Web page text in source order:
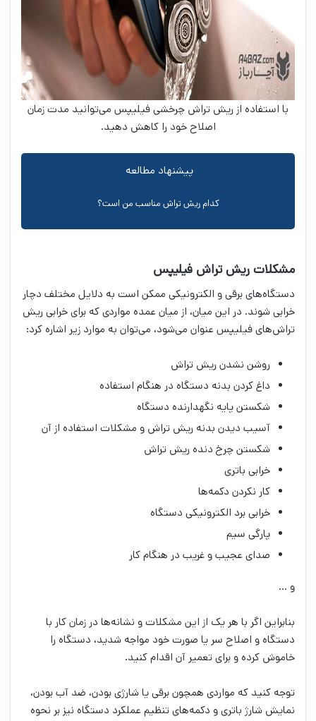
با استفاده از ریش تراش چرخشی فیلیپس ‌می‌توانید مدت زمان
اصلاح خود را کاهش دهید.
پیشنهاد مطالعه
کدام ریش تراش مناسب من است؟
مشکلات ریش تراش فیلیپس
دستگاه‌های برقی و الکترونیکی ممکن است به دلایل مختلف دچار
خرابی شوند. در این میان، از میان عمده مواردی که برای خرابی ریش
تراش‌های فیلیپس عنوان می‌شود، می‌توان به موارد زیر اشاره کرد:
روشن نشدن ریش تراش
داغ کردن بدنه دستگاه در هنگام استفاده
شکستن پایه نگهدارنده دستگاه
آسیب دیدن بدنه ریش تراش و مشکلات استفاده از آن
شکستن چرخ دنده ریش تراش
خرابی باتری
کار نکردن دکمه‌ها
خرابی برد الکترونیکی دستگاه
پارگی سیم
صدای عجیب و غریب در هنگام کار
و …
بنابراین اگر با هر یک از این مشکلات و نشانه‌ها در زمان کار با
دستگاه و اصلاح سر یا صورت خود مواجه شدید، دستگاه را
خاموش کرده و برای تعمیر آن اقدام کنید.
توجه کنید که مواردی همچون برقی یا شارژی بودن، ضد آب بودن،
نمایش شارژ باتری و دکمه‌های تنظیم عملکرد دستگاه نیز بر نحوه